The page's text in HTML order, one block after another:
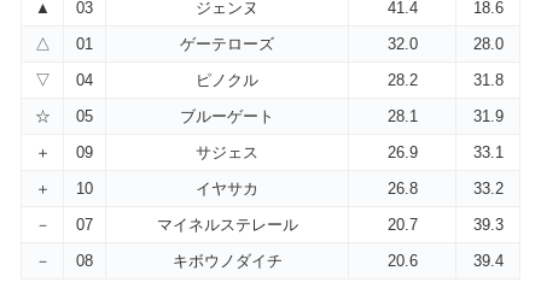
▲ 03 ジェンヌ 41.4
18.6
△
01 ゲーテローズ 32.0
28.0
▽
04 ピノクル 28.2
31.8
☆
05 ブルーゲート 28.1
31.9
＋
09 サジェス 26.9
33.1
＋
10 イヤサカ 26.8
33.2
－
07 マイネルステレール 20.7
39.3
－
08 キボウノダイチ 20.6 39.4